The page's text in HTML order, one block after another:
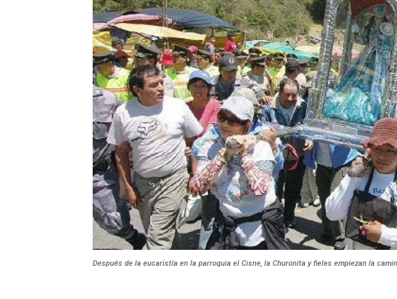
Después de la eucaristía en la parroquia el Cisne, la Churonita y fieles empiezan la